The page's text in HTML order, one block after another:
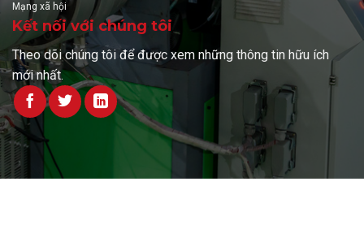
Mạng xã hội
Kết nối với chúng tôi
Theo dõi chúng tôi để được xem những thông tin hữu ích
mới nhất.